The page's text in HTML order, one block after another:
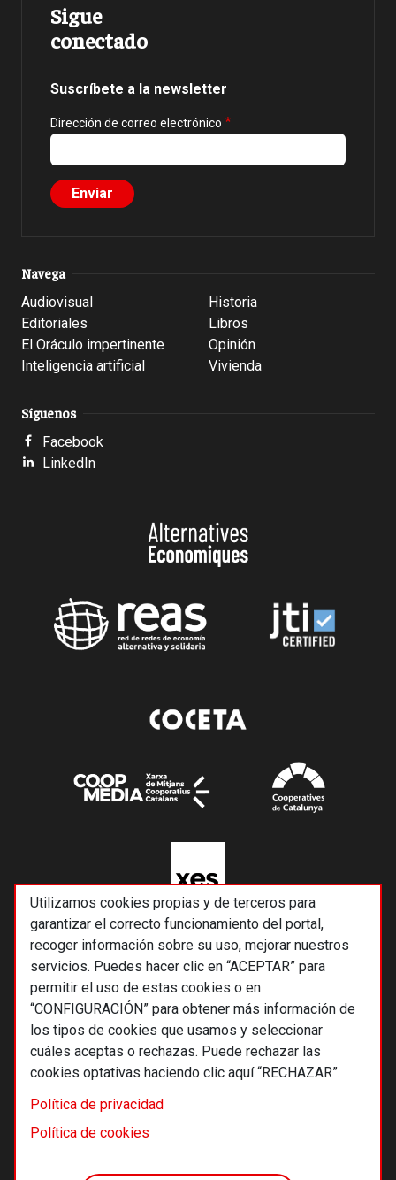
Utilizamos cookies propias y de terceros para
garantizar el correcto funcionamiento del portal,
recoger información sobre su uso, mejorar nuestros
servicios. Puedes hacer clic en “ACEPTAR” para
permitir el uso de estas cookies o en
“CONFIGURACIÓN” para obtener más información de
los tipos de cookies que usamos y seleccionar
cuáles aceptas o rechazas. Puede rechazar las
cookies optativas haciendo clic aquí “RECHAZAR”.
Política de privacidad
Política de cookies
Sigue
conectado
Suscríbete a la newsletter
Dirección de correo electrónico
Navega
Audiovisual
Editoriales
El Oráculo impertinente
Inteligencia artificial
Historia
Libros
Opinión
Vivienda
Síguenos
Facebook
LinkedIn
© 2026 Alternativas económicas SCCL
Footer
Términos y condiciones de uso
Política de cookies